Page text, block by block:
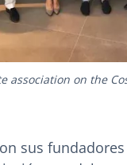
association on the
sus